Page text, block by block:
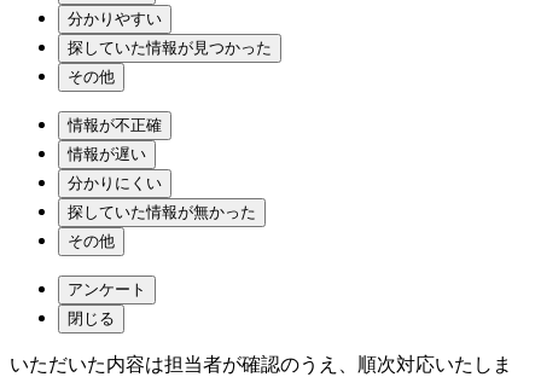
分かりやすい
探していた情報が見つかった
その他
情報が不正確
情報が遅い
分かりにくい
探していた情報が無かった
その他
アンケート
閉じる
いただいた内容は担当者が確認のうえ、順次対応いたしま